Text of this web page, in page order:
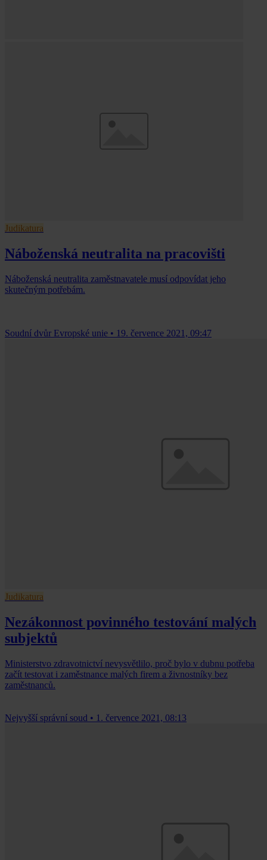
Judikatura
Náboženská neutralita na pracovišti
Náboženská neutralita zaměstnavatele musí odpovídat jeho
skutečným potřebám.
Soudní dvůr Evropské unie • 19. července 2021, 09:47
Judikatura
Nezákonnost povinného testování malých
subjektů
Ministerstvo zdravotnictví nevysvětlilo, proč bylo v dubnu potřeba
začít testovat i zaměstnance malých firem a živnostníky bez
zaměstnanců.
Nejvyšší správní soud • 1. července 2021, 08:13